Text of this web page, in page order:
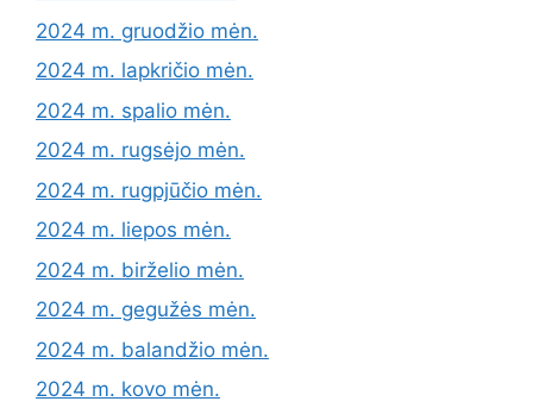
2024 m. gruodžio mėn.
2024 m. lapkričio mėn.
2024 m. spalio mėn.
2024 m. rugsėjo mėn.
2024 m. rugpjūčio mėn.
2024 m. liepos mėn.
2024 m. birželio mėn.
2024 m. gegužės mėn.
2024 m. balandžio mėn.
2024 m. kovo mėn.